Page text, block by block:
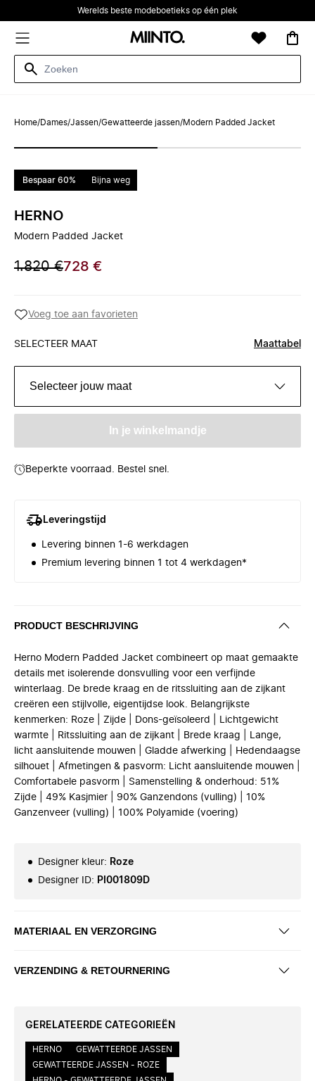
Werelds beste modeboetieks op één plek
Home/Dames/Jassen/Gewatteerde jassen/Modern Padded Jacket
Bespaar 60% Bijna weg
HERNO
Modern Padded Jacket
1.820 €728 €
Voeg toe aan favorieten
SELECTEER MAAT Maattabel
Selecteer jouw maat
In je winkelmandje
Beperkte voorraad. Bestel snel.
Leveringstijd
Levering binnen 1-6 werkdagen
Premium levering binnen 1 tot 4 werkdagen*
PRODUCT BESCHRIJVING
Herno Modern Padded Jacket combineert op maat gemaakte
details met isolerende donsvulling voor een verfijnde
winterlaag. De brede kraag en de ritssluiting aan de zijkant
creëren een stijlvolle, eigentijdse look. Belangrijkste
kenmerken: Roze | Zijde | Dons-geïsoleerd | Lichtgewicht
warmte | Ritssluiting aan de zijkant | Brede kraag | Lange,
licht aansluitende mouwen | Gladde afwerking | Hedendaagse
silhouet | Afmetingen & pasvorm: Licht aansluitende mouwen |
Comfortabele pasvorm | Samenstelling & onderhoud: 51%
Zijde | 49% Kasjmier | 90% Ganzendons (vulling) | 10%
Ganzenveer (vulling) | 100% Polyamide (voering)
Designer kleur: Roze
Designer ID: PI001809D
MATERIAAL EN VERZORGING
VERZENDING & RETOURNERING
GERELATEERDE CATEGORIEËN
HERNO
GEWATTEERDE JASSEN
GEWATTEERDE JASSEN - ROZE